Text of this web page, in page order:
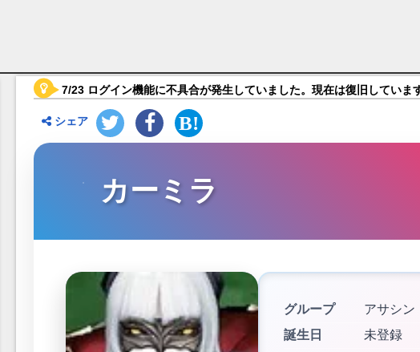
Grand Order】キャラ紹介
7/23 ログイン機能に不具合が発生していました。現在は復旧していま
シェア
カーミラ
グループ
アサシン
誕生日
未登録